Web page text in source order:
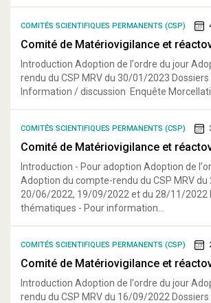
COMITÉS SCIENTIFIQUES PERMANENTS (CSP)
Comité de Matériovigilance et
Introduction Adoption de l’ordre du jour
rendu du CSP MRV du 30/01/2023
Information / discussion Enquête
COMITÉS SCIENTIFIQUES PERMANENTS (CSP)
Comité de Matériovigilance et
Introduction - Pour adoption Adoption de
Adoption du compte-rendu du CSP MRV
20/06/2022, 19/09/2022 et du 28/11/2022
thématiques - Pour information...
COMITÉS SCIENTIFIQUES PERMANENTS (CSP)
Comité de Matériovigilance et
Introduction Adoption de l’ordre du jour
rendu du CSP MRV du 16/09/2022